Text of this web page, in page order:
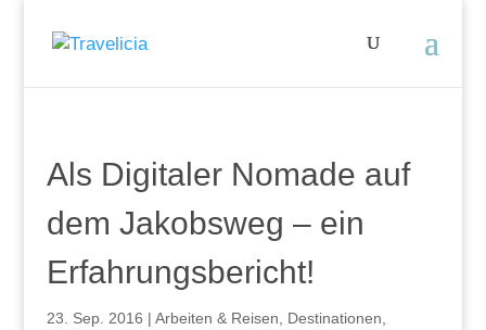
Als Digitaler Nomade auf
dem Jakobsweg – ein
Erfahrungsbericht!
23. Sep. 2016 | Arbeiten & Reisen Destinationen